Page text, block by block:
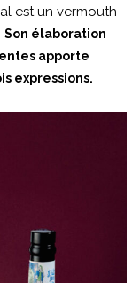
est un vermouth
Son élaboration
apporte
expressions.